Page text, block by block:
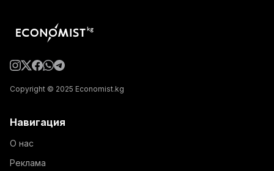
Copyright © 2025 Economist.kg
Навигация
О нас
Реклама